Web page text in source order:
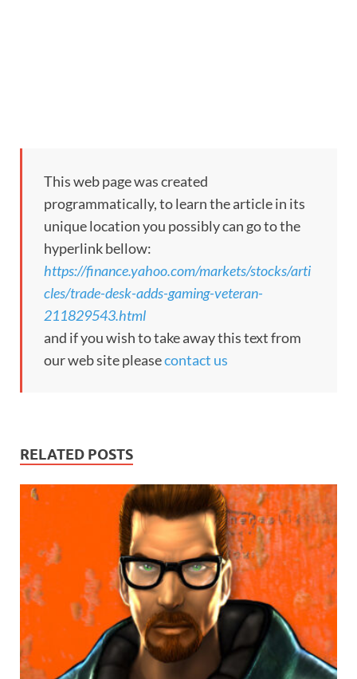
This web page was created
programmatically, to learn the article in its
unique location you possibly can go to the
hyperlink bellow:
https://finance.yahoo.com/markets/stocks/arti
cles/trade-desk-adds-gaming-veteran-
211829543.html
and if you wish to take away this text from
our web site pleasecontact us
RELATED POSTS